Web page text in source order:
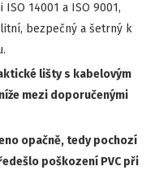
14001 a ISO 9001,
bezpečný a šetrný k
lišty s kabelovým
mezi doporučenými
opačně, tedy pochozí
poškození PVC při